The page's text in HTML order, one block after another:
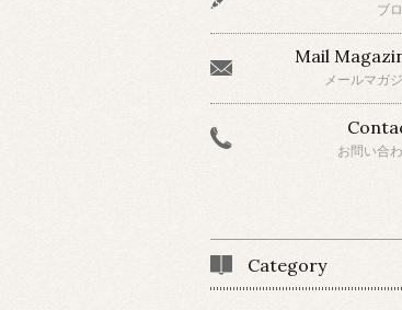
ブ
Mail
メールマガ
お問い合
Category